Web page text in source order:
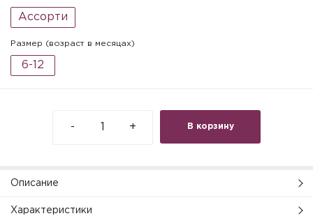
Ассорти
Размер (возраст в месяцах)
6-12
В корзину
- +
Описание
Характеристики